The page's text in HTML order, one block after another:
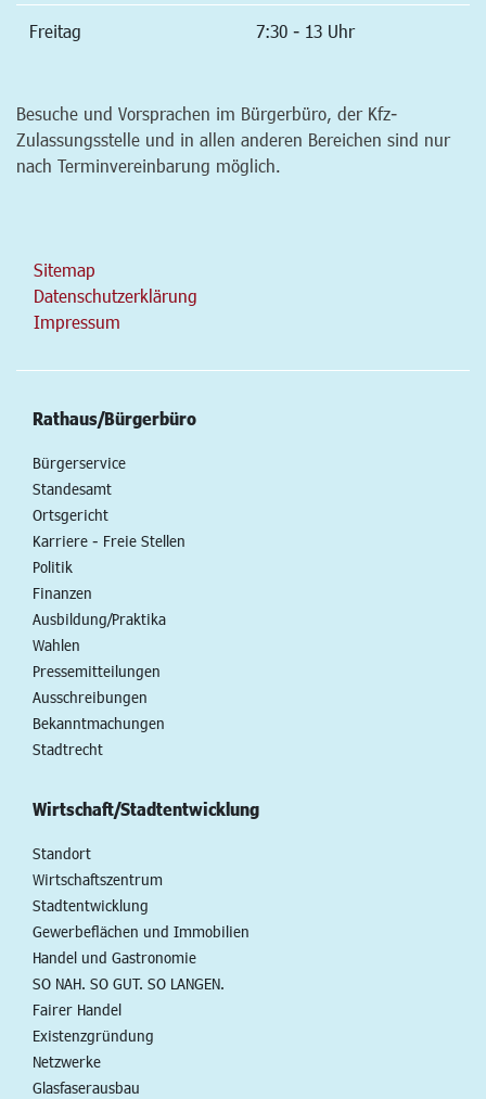
Freitag 7:30 - 13 Uhr
Besuche und Vorsprachen im Bürgerbüro, der Kfz-
Zulassungsstelle und in allen anderen Bereichen sind nur
nach Terminvereinbarung möglich.
Sitemap
Datenschutzerklärung
Impressum
Rathaus/Bürgerbüro
Bürgerservice
Standesamt
Ortsgericht
Karriere - Freie Stellen
Politik
Finanzen
Ausbildung/Praktika
Wahlen
Pressemitteilungen
Ausschreibungen
Bekanntmachungen
Stadtrecht
Wirtschaft/Stadtentwicklung
Standort
Wirtschaftszentrum
Stadtentwicklung
Gewerbeflächen und Immobilien
Handel und Gastronomie
SO NAH. SO GUT. SO LANGEN.
Fairer Handel
Existenzgründung
Netzwerke
Glasfaserausbau